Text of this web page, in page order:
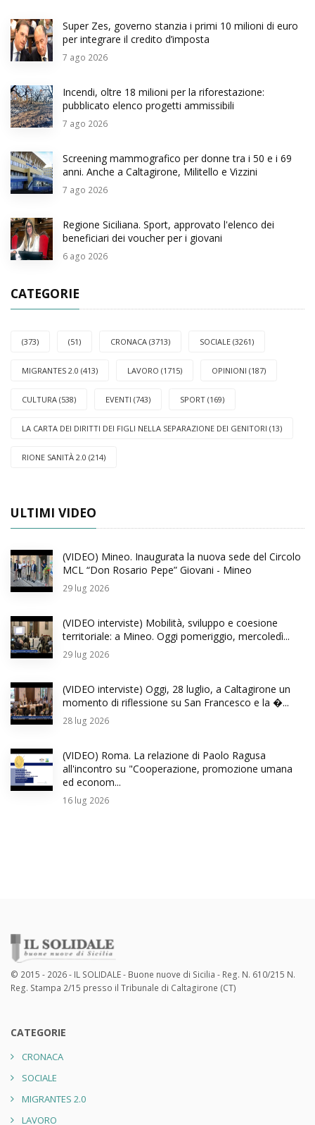
Super Zes, governo stanzia i primi 10 milioni di euro
per integrare il credito d’imposta
7 ago 2026
Incendi, oltre 18 milioni per la riforestazione:
pubblicato elenco progetti ammissibili
7 ago 2026
Screening mammografico per donne tra i 50 e i 69
anni. Anche a Caltagirone, Militello e Vizzini
7 ago 2026
Regione Siciliana. Sport, approvato l'elenco dei
beneficiari dei voucher per i giovani
6 ago 2026
CATEGORIE
(373) (51) CRONACA (3713) SOCIALE (3261)
MIGRANTES 2.0 (413) LAVORO (1715) OPINIONI (187)
CULTURA (538) EVENTI (743) SPORT (169)
LA CARTA DEI DIRITTI DEI FIGLI NELLA SEPARAZIONE DEI GENITORI (13)
RIONE SANITÀ 2.0 (214)
ULTIMI VIDEO
(VIDEO) Mineo. Inaugurata la nuova sede del Circolo
MCL “Don Rosario Pepe” Giovani - Mineo
29 lug 2026
(VIDEO interviste) Mobilità, sviluppo e coesione
territoriale: a Mineo. Oggi pomeriggio, mercoledì...
29 lug 2026
(VIDEO interviste) Oggi, 28 luglio, a Caltagirone un
momento di riflessione su San Francesco e la �...
28 lug 2026
(VIDEO) Roma. La relazione di Paolo Ragusa
all'incontro su "Cooperazione, promozione umana
ed econom...
16 lug 2026
© 2015 - 2026 - IL SOLIDALE - Buone nuove di Sicilia - Reg. N. 610/215 N.
Reg. Stampa 2/15 presso il Tribunale di Caltagirone (CT)
CATEGORIE
CRONACA
SOCIALE
MIGRANTES 2.0
LAVORO